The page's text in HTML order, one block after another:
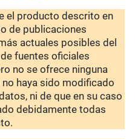
el producto descrito en
de publicaciones
actuales posibles del
fuentes oficiales
no se ofrece ninguna
haya sido modificado
ni de que en su caso
debidamente todas